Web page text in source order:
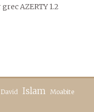
AZERTY 1.2
David Islam Moabite